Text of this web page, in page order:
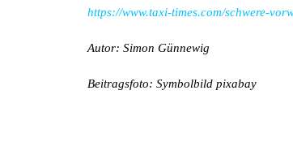
https://www.taxi-times.com/schwere-
Autor: Simon Günnewig
Beitragsfoto: Symbolbild pixabay